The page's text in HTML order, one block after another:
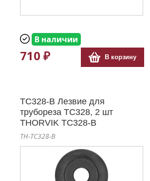
В наличии
710 ₽ В корзину
TC328-B Лезвие для
трубореза TC328, 2 шт
THORVIK TC328-B
TH-TC328-B